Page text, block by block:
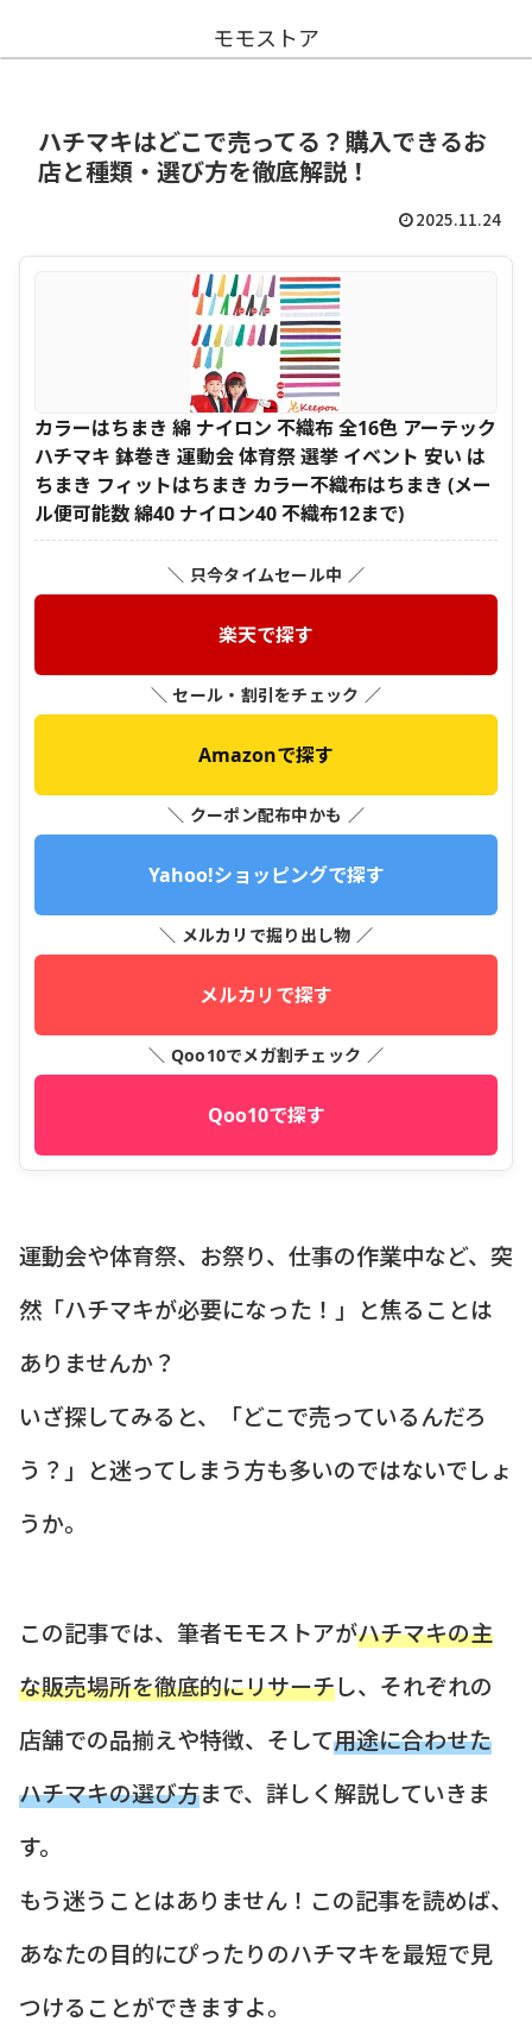
モモストア
ハチマキはどこで売ってる？購入できるお
店と種類・選び方を徹底解説！
2025.11.24
カラーはちまき 綿 ナイロン 不織布 全16色 アーテック
ハチマキ 鉢巻き 運動会 体育祭 選挙 イベント 安い は
ちまき フィットはちまき カラー不織布はちまき (メー
ル便可能数 綿40 ナイロン40 不織布12まで)
＼ 只今タイムセール中 ／
楽天で探す
＼ セール・割引をチェック ／
Amazonで探す
＼ クーポン配布中かも ／
Yahoo!ショッピングで探す
＼ メルカリで掘り出し物 ／
メルカリで探す
＼ Qoo10でメガ割チェック ／
Qoo10で探す
運動会や体育祭、お祭り、仕事の作業中など、突
然「ハチマキが必要になった！」と焦ることは
ありませんか？
いざ探してみると、「どこで売っているんだろ
う？」と迷ってしまう方も多いのではないでしょ
うか。
この記事では、筆者モモストアがハチマキの主
な販売場所を徹底的にリサーチし、それぞれの
店舗での品揃えや特徴、そして用途に合わせた
ハチマキの選び方まで、詳しく解説していきま
す。
もう迷うことはありません！この記事を読めば、
あなたの目的にぴったりのハチマキを最短で見
つけることができますよ。